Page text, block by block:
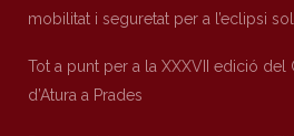
mobilitat i seguretat per a l’eclipsi
Tot a punt per a la XXXVII edició
d’Atura a Prades